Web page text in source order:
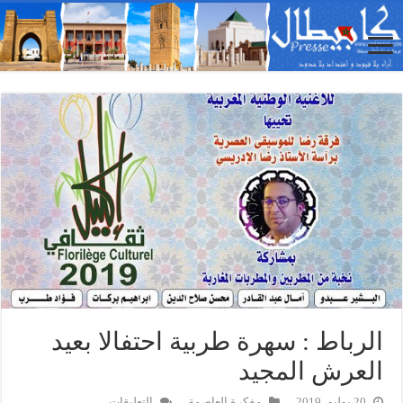
الرباط : سهرة طربية احتفالا بعيد
العرش المجيد